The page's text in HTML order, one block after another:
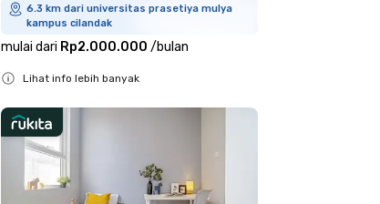
6.3 km dari universitas prasetiya mulya
kampus cilandak
mulai dari Rp2.000.000 /bulan
Lihat info lebih banyak